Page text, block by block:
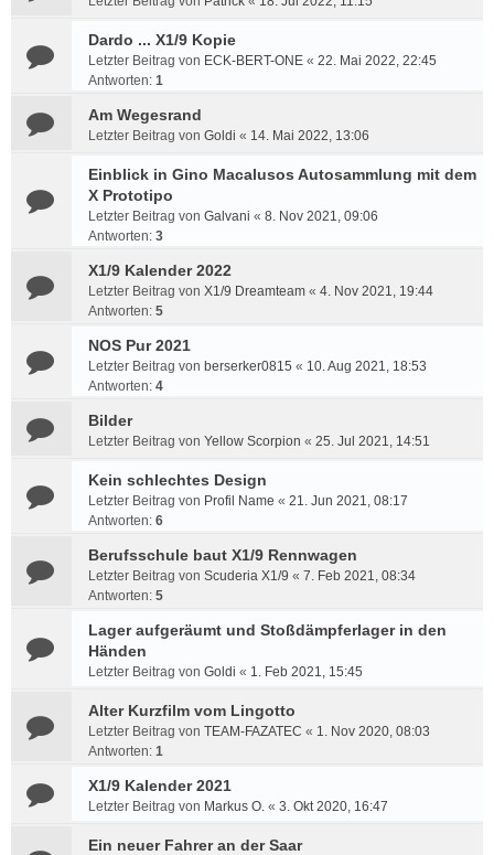
Dardo ... X1/9 Kopie
Letzter Beitrag von ECK-BERT-ONE « 22. Mai 2022, 22:45
Antworten: 1
Am Wegesrand
Letzter Beitrag von Goldi « 14. Mai 2022, 13:06
Einblick in Gino Macalusos Autosammlung mit dem
X Prototipo
Letzter Beitrag von Galvani « 8. Nov 2021, 09:06
Antworten: 3
X1/9 Kalender 2022
Letzter Beitrag von X1/9 Dreamteam « 4. Nov 2021, 19:44
Antworten: 5
NOS Pur 2021
Letzter Beitrag von berserker0815 « 10. Aug 2021, 18:53
Antworten: 4
Bilder
Letzter Beitrag von Yellow Scorpion « 25. Jul 2021, 14:51
Kein schlechtes Design
Letzter Beitrag von Profil Name « 21. Jun 2021, 08:17
Antworten: 6
Berufsschule baut X1/9 Rennwagen
Letzter Beitrag von Scuderia X1/9 « 7. Feb 2021, 08:34
Antworten: 5
Lager aufgeräumt und Stoßdämpferlager in den
Händen
Letzter Beitrag von Goldi « 1. Feb 2021, 15:45
Alter Kurzfilm vom Lingotto
Letzter Beitrag von TEAM-FAZATEC « 1. Nov 2020, 08:03
Antworten: 1
X1/9 Kalender 2021
Letzter Beitrag von Markus O. « 3. Okt 2020, 16:47
Ein neuer Fahrer an der Saar